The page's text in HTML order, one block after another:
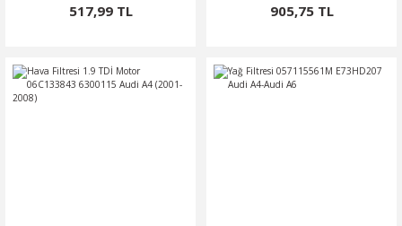
517,99 TL 905,75 TL